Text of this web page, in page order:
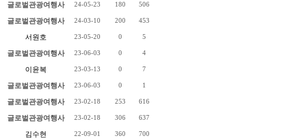
글로벌관광여행사 24-05-23 180 506
글로벌관광여행사 24-03-10 200 453
서원호 23-05-20 0 5
글로벌관광여행사 23-06-03 0 4
이윤복 23-03-13 0 7
글로벌관광여행사 23-06-03 0 1
글로벌관광여행사 23-02-18 253 616
글로벌관광여행사 23-02-18 306 637
김수현 22-09-01 360 700